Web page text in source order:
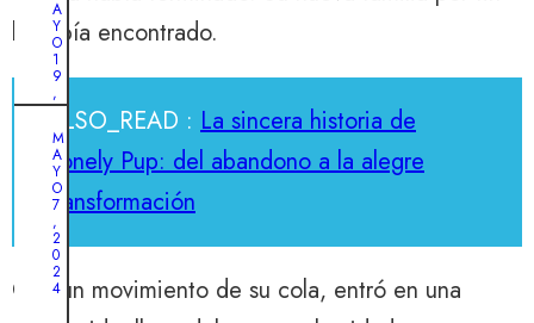
la había encontrado.
ALSO_READ : La sincera historia de
Lonely Pup: del abandono a la alegre
transformación
Con un movimiento de su cola, entró en una
n
o
s
e
o
A
Y
O
1
9
,
2
2
4
T
e
M
A
Y
O
7
,
2
0
2
4